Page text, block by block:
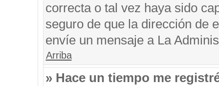
correcta o tal vez haya sido
seguro de que la dirección de
envíe un mensaje a La
Arriba
» Hace un tiempo me